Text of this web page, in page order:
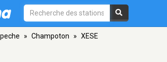
» Champoton » XESE